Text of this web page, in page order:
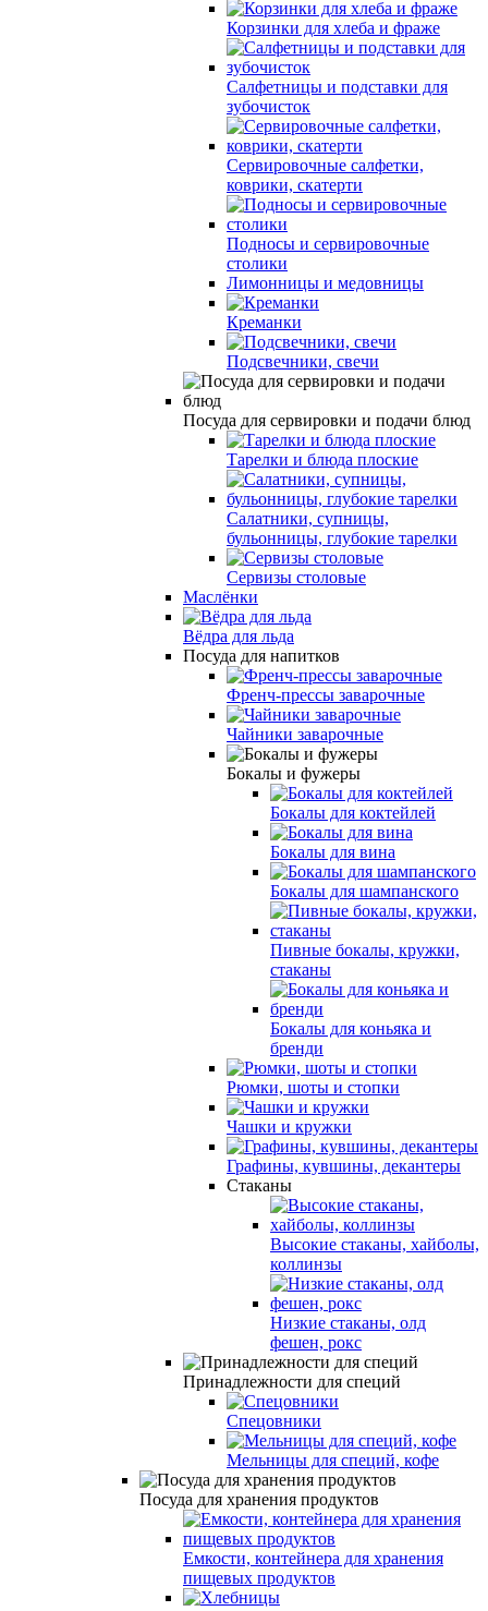
Корзинки для хлеба и фраже
Салфетницы и подставки для
зубочисток
Сервировочные салфетки,
коврики, скатерти
Подносы и сервировочные
столики
Лимонницы и медовницы
Креманки
Подсвечники, свечи
Посуда для сервировки и подачи блюд
Тарелки и блюда плоские
Салатники, супницы,
бульонницы, глубокие тарелки
Сервизы столовые
Маслёнки
Вёдра для льда
Посуда для напитков
Френч-прессы заварочные
Чайники заварочные
Бокалы и фужеры
Бокалы для коктейлей
Бокалы для вина
Бокалы для шампанского
Пивные бокалы, кружки,
стаканы
Бокалы для коньяка и
бренди
Рюмки, шоты и стопки
Чашки и кружки
Графины, кувшины, декантеры
Стаканы
Высокие стаканы, хайболы,
коллинзы
Низкие стаканы, олд
фешен, рокс
Принадлежности для специй
Спецовники
Мельницы для специй, кофе
Посуда для хранения продуктов
Емкости, контейнера для хранения
пищевых продуктов